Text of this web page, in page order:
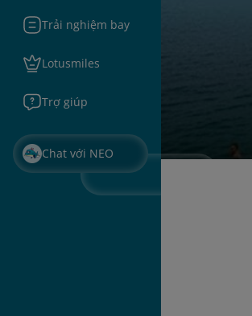
Trải nghiệm bay
Lotusmiles
Trợ giúp
Chat với NEO